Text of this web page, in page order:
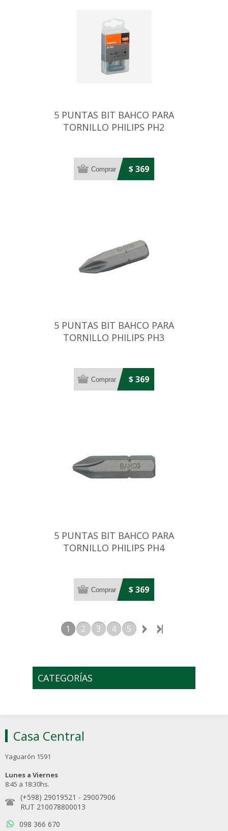
5 PUNTAS BIT BAHCO PARA
TORNILLO PHILIPS PH2
$ 369
5 PUNTAS BIT BAHCO PARA
TORNILLO PHILIPS PH3
$ 369
5 PUNTAS BIT BAHCO PARA
TORNILLO PHILIPS PH4
$ 369
1 2 3 4 5
CATEGORÍAS
Casa Central
Yaguarón 1591
Lunes a Viernes
8:45 a 18:30hs.
(+598) 29019521 - 29007906
RUT 210078800013
098 366 670